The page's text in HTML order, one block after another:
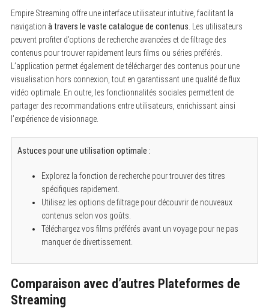
Empire Streaming offre une interface utilisateur intuitive, facilitant la
navigation à travers le vaste catalogue de contenus . Les utilisateurs
peuvent profiter d’options de recherche avancées et de filtrage des
contenus pour trouver rapidement leurs films ou séries préférés.
L’application permet également de télécharger des contenus pour une
visualisation hors connexion, tout en garantissant une qualité de flux
vidéo optimale. En outre, les fonctionnalités sociales permettent de
partager des recommandations entre utilisateurs, enrichissant ainsi
l’expérience de visionnage.
Astuces pour une utilisation optimale :
Explorez la fonction de recherche pour trouver des titres
spécifiques rapidement.
Utilisez les options de filtrage pour découvrir de nouveaux
contenus selon vos goûts.
Téléchargez vos films préférés avant un voyage pour ne pas
manquer de divertissement.
Comparaison avec d’autres Plateformes de
Streaming